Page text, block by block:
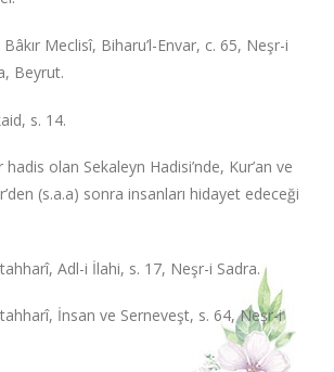
Meclisî, Biharu’l-Envar, c. 65, Neşr-i
Beyrut.
s. 14.
olan Sekaleyn Hadisi’nde, Kur’an ve
(s.a.a) sonra insanları hidayet edeceği
Adl-i İlahi, s. 17, Neşr-i Sadra.
İnsan ve Serneveşt, s. 64, Neşr-i